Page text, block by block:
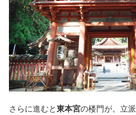
さらに進むと東本宮の楼門が。立